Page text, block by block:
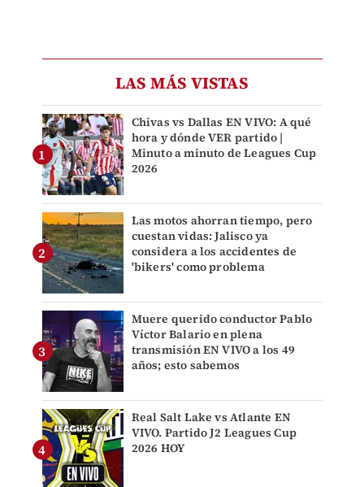
LAS MÁS VISTAS
Chivas vs Dallas EN VIVO: A qué
hora y dónde VER partido |
Minuto a minuto de Leagues Cup
2026
Las motos ahorran tiempo, pero
cuestan vidas: Jalisco ya
considera a los accidentes de
'bikers' como problema
Muere querido conductor Pablo
Víctor Balario en plena
transmisión EN VIVO a los 49
años; esto sabemos
Real Salt Lake vs Atlante EN
VIVO. Partido J2 Leagues Cup
2026 HOY